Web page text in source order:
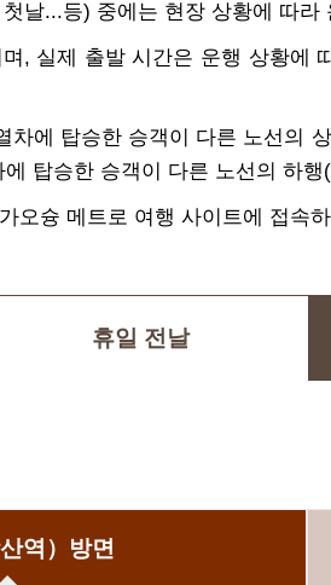
날...등) 중에는 현장 상황에 따
, 실제 출발 시간은 운행 상황에
차에 탑승한 승객이 다른 노선의
탑승한 승객이 다른 노선의 하
오슝 메트로 여행 사이트에 접속
휴일 전날
산역）방면